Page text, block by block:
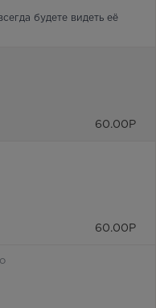
будете видеть её
60.00 Р
60.00 Р